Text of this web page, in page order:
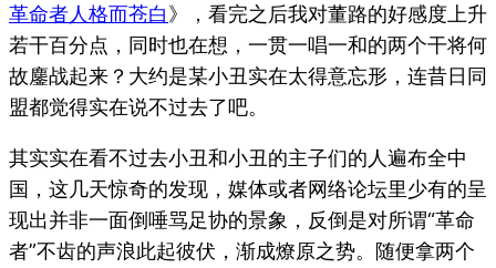
革命者人格而苍白》，看完之后我对董路的好感度上升
若干百分点，同时也在想，一贯一唱一和的两个干将何
故鏖战起来？大约是某小丑实在太得意忘形，连昔日同
盟都觉得实在说不过去了吧。
其实实在看不过去小丑和小丑的主子们的人遍布全中
国，这几天惊奇的发现，媒体或者网络论坛里少有的呈
现出并非一面倒唾骂足协的景象，反倒是对所谓“革命
者”不齿的声浪此起彼伏，渐成燎原之势。随便拿两个